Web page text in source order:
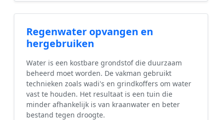
Regenwater opvangen en
hergebruiken
Water is een kostbare grondstof die duurzaam
beheerd moet worden. De vakman gebruikt
technieken zoals wadi's en grindkoffers om water
vast te houden. Het resultaat is een tuin die
minder afhankelijk is van kraanwater en beter
bestand tegen droogte.